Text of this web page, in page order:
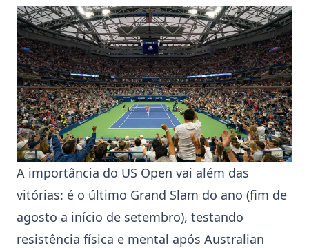
A importância do US Open vai além das
vitórias: é o último Grand Slam do ano (fim de
agosto a início de setembro), testando
resistência física e mental após Australian